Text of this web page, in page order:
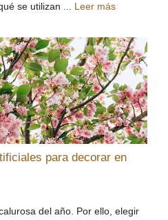
se utilizan ... Leer más
para decorar en
del año. Por ello, elegir